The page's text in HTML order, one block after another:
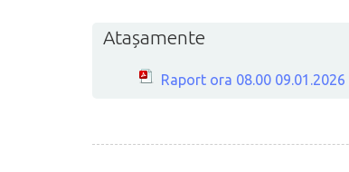
Atașamente
Raport ora 08.00 09.01.2026